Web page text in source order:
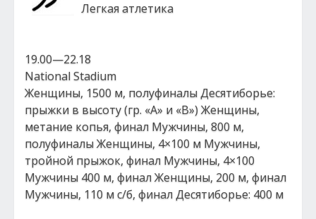
Легкая атлетика
19.00—22.18
National Stadium
Женщины, 1500 м, полуфиналы Десятиборье:
прыжки в высоту (гр. «А» и «В») Женщины,
метание копья, финал Мужчины, 800 м,
полуфиналы Женщины, 4×100 м Мужчины,
тройной прыжок, финал Мужчины, 4×100
Мужчины 400 м, финал Женщины, 200 м, финал
Мужчины, 110 м с/б, финал Десятиборье: 400 м